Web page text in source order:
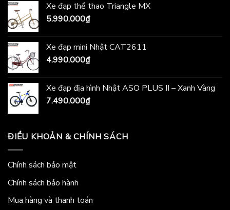
Xe đạp thể thao Triangle MX
5.990.000₫
Xe đạp mini Nhật CAT2611
4.990.000₫
Xe đạp địa hình Nhật ASO PLUS II – Xanh Vàng
7.490.000₫
ĐIỀU KHOẢN & CHÍNH SÁCH
Chính sách bảo mật
Chính sách bảo hành
Mua hàng và thanh toán